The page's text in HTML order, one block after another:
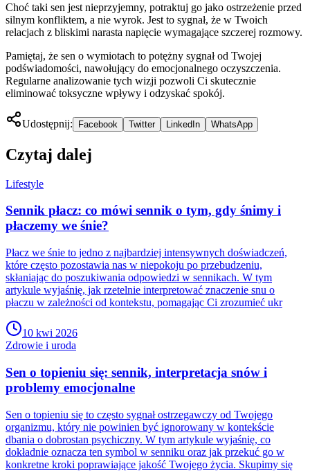
Choć taki sen jest nieprzyjemny, potraktuj go jako ostrzeżenie przed
silnym konfliktem, a nie wyrok. Jest to sygnał, że w Twoich
relacjach z bliskimi narasta napięcie wymagające szczerej rozmowy.
Pamiętaj, że sen o wymiotach to potężny sygnał od Twojej
podświadomości, nawołujący do emocjonalnego oczyszczenia.
Regularne analizowanie tych wizji pozwoli Ci skutecznie
eliminować toksyczne wpływy i odzyskać spokój.
Udostępnij: Facebook Twitter LinkedIn WhatsApp
Czytaj dalej
Lifestyle
Sennik płacz: co mówi sennik o tym, gdy śnimy i
płaczemy we śnie?
Płacz we śnie to jedno z najbardziej intensywnych doświadczeń,
które często pozostawia nas w niepokoju po przebudzeniu,
skłaniając do poszukiwania odpowiedzi w sennikach. W tym
artykule wyjaśnię, jak rzetelnie interpretować znaczenie snu o
płaczu w zależności od kontekstu, pomagając Ci zrozumieć ukr
10 kwi 2026
Zdrowie i uroda
Sen o topieniu się: sennik, interpretacja snów i
problemy emocjonalne
Sen o topieniu się to często sygnał ostrzegawczy od Twojego
organizmu, który nie powinien być ignorowany w kontekście
dbania o dobrostan psychiczny. W tym artykule wyjaśnię, co
dokładnie oznacza ten symbol w senniku oraz jak przekuć go w
konkretne kroki poprawiające jakość Twojego życia. Skupimy się